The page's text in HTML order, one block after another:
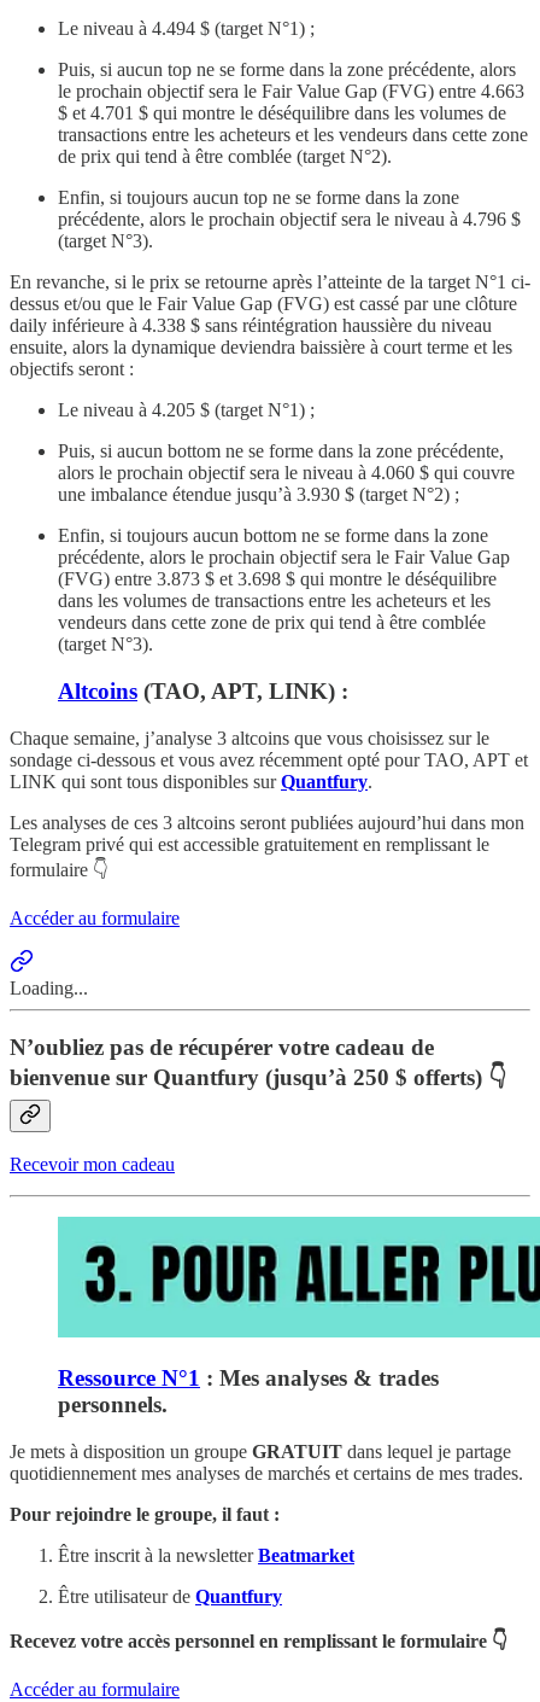
Le niveau à 4.494 $ (target N°1) ;
Puis, si aucun top ne se forme dans la zone précédente, alors
le prochain objectif sera le Fair Value Gap (FVG) entre 4.663
$ et 4.701 $ qui montre le déséquilibre dans les volumes de
transactions entre les acheteurs et les vendeurs dans cette zone
de prix qui tend à être comblée (target N°2).
Enfin, si toujours aucun top ne se forme dans la zone
précédente, alors le prochain objectif sera le niveau à 4.796 $
(target N°3).
En revanche, si le prix se retourne après l’atteinte de la target N°1 ci-
dessus et/ou que le Fair Value Gap (FVG) est cassé par une clôture
daily inférieure à 4.338 $ sans réintégration haussière du niveau
ensuite, alors la dynamique deviendra baissière à court terme et les
objectifs seront :
Le niveau à 4.205 $ (target N°1) ;
Puis, si aucun bottom ne se forme dans la zone précédente,
alors le prochain objectif sera le niveau à 4.060 $ qui couvre
une imbalance étendue jusqu’à 3.930 $ (target N°2) ;
Enfin, si toujours aucun bottom ne se forme dans la zone
précédente, alors le prochain objectif sera le Fair Value Gap
(FVG) entre 3.873 $ et 3.698 $ qui montre le déséquilibre
dans les volumes de transactions entre les acheteurs et les
vendeurs dans cette zone de prix qui tend à être comblée
(target N°3).
Altcoins (TAO, APT, LINK) :
Chaque semaine, j’analyse 3 altcoins que vous choisissez sur le
sondage ci-dessous et vous avez récemment opté pour TAO, APT et
LINK qui sont tous disponibles surQuantfury.
Les analyses de ces 3 altcoins seront publiées aujourd’hui dans mon
Telegram privé qui est accessible gratuitement en remplissant le
formulaire 👇
Accéder au formulaire
Loading...
N’oubliez pas de récupérer votre cadeau de
bienvenue sur Quantfury (jusqu’à 250 $ offerts) 👇
Recevoir mon cadeau
Ressource N°1 : Mes analyses & trades
personnels.
Je mets à disposition un groupe GRATUIT dans lequel je partage
quotidiennement mes analyses de marchés et certains de mes trades.
Pour rejoindre le groupe, il faut :
Être inscrit à la newsletterBeatmarket
Être utilisateur de Quantfury
Recevez votre accès personnel en remplissant le formulaire 👇
Accéder au formulaire